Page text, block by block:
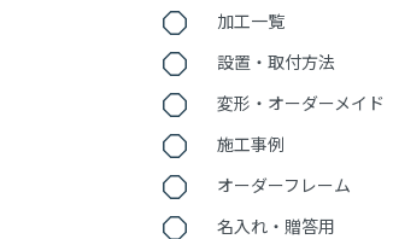
加工一覧
設置・取付方法
変形・オーダーメイド
施工事例
オーダーフレーム
名入れ・贈答用